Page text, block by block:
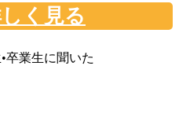
く見る
卒業生に聞いた